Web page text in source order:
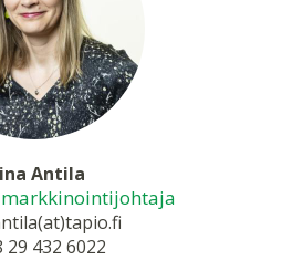
Antila
29 432 6022